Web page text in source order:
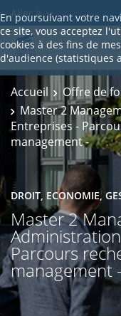
En poursuivant votre
ce site, vous acceptez
cookies à des fins de
d'audience (statistiques
Aller à
Accueil Offre de
Master 2
Entreprises -
management -
DROIT, ECONOMIE,
Master 2
Parcours
management -